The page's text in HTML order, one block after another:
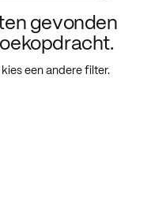
gevonden
een andere filter.